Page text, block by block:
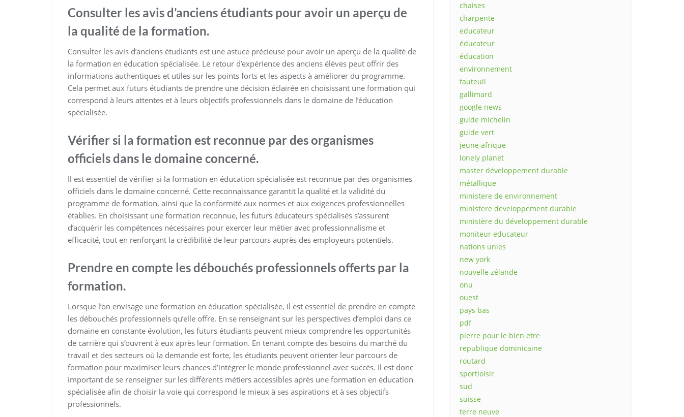
Consulter les avis d’anciens étudiants pour avoir un aperçu de
la qualité de la formation.
Consulter les avis d’anciens étudiants est une astuce précieuse pour avoir un aperçu de la qualité de
la formation en éducation spécialisée. Le retour d’expérience des anciens élèves peut offrir des
informations authentiques et utiles sur les points forts et les aspects à améliorer du programme.
Cela permet aux futurs étudiants de prendre une décision éclairée en choisissant une formation qui
correspond à leurs attentes et à leurs objectifs professionnels dans le domaine de l’éducation
spécialisée.
Vérifier si la formation est reconnue par des organismes
officiels dans le domaine concerné.
Il est essentiel de vérifier si la formation en éducation spécialisée est reconnue par des organismes
officiels dans le domaine concerné. Cette reconnaissance garantit la qualité et la validité du
programme de formation, ainsi que la conformité aux normes et aux exigences professionnelles
établies. En choisissant une formation reconnue, les futurs éducateurs spécialisés s’assurent
d’acquérir les compétences nécessaires pour exercer leur métier avec professionnalisme et
efficacité, tout en renforçant la crédibilité de leur parcours auprès des employeurs potentiels.
Prendre en compte les débouchés professionnels offerts par la
formation.
Lorsque l’on envisage une formation en éducation spécialisée, il est essentiel de prendre en compte
les débouchés professionnels qu’elle offre. En se renseignant sur les perspectives d’emploi dans ce
domaine en constante évolution, les futurs étudiants peuvent mieux comprendre les opportunités
de carrière qui s’ouvrent à eux après leur formation. En tenant compte des besoins du marché du
travail et des secteurs où la demande est forte, les étudiants peuvent orienter leur parcours de
formation pour maximiser leurs chances d’intégrer le monde professionnel avec succès. Il est donc
important de se renseigner sur les différents métiers accessibles après une formation en éducation
spécialisée afin de choisir la voie qui correspond le mieux à ses aspirations et à ses objectifs
professionnels.
chaises
charpente
educateur
éducateur
éducation
environnement
fauteuil
gallimard
google news
guide michelin
guide vert
jeune afrique
lonely planet
master développement durable
métallique
ministere de environnement
ministere developpement durable
ministère du développement durable
moniteur educateur
nations unies
new york
nouvelle zélande
onu
ouest
pays bas
pdf
pierre pour le bien etre
republique dominicaine
routard
sportloisir
sud
suisse
terre neuve